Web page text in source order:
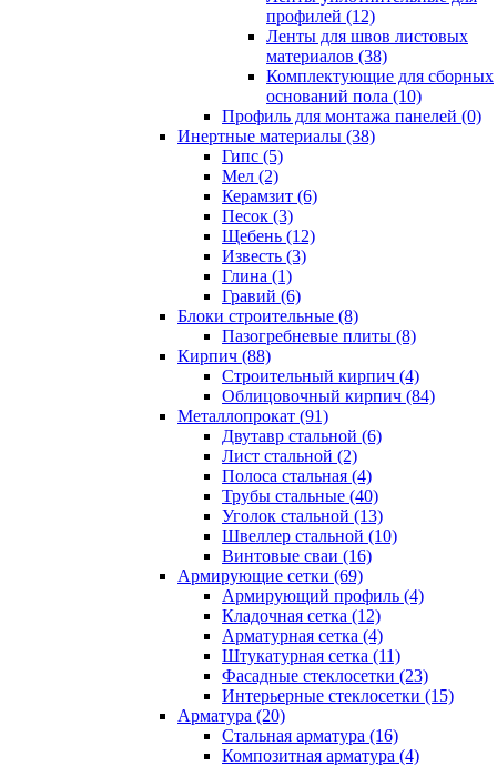
профилей (12)
Ленты для швов листовых
материалов (38)
Комплектующие для сборных
оснований пола (10)
Профиль для монтажа панелей (0)
Инертные материалы (38)
Гипс (5)
Мел (2)
Керамзит (6)
Песок (3)
Щебень (12)
Известь (3)
Глина (1)
Гравий (6)
Блоки строительные (8)
Пазогребневые плиты (8)
Кирпич (88)
Строительный кирпич (4)
Облицовочный кирпич (84)
Металлопрокат (91)
Двутавр стальной (6)
Лист стальной (2)
Полоса стальная (4)
Трубы стальные (40)
Уголок стальной (13)
Швеллер стальной (10)
Винтовые сваи (16)
Армирующие сетки (69)
Армирующий профиль (4)
Кладочная сетка (12)
Арматурная сетка (4)
Штукатурная сетка (11)
Фасадные стеклосетки (23)
Интерьерные стеклосетки (15)
Арматура (20)
Стальная арматура (16)
Композитная арматура (4)